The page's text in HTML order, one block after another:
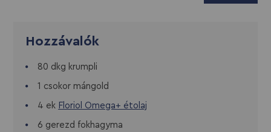
Hozzávalók
80 dkg krumpli
1 csokor mángold
4 ek Floriol Omega+ étolaj
6 gerezd fokhagyma